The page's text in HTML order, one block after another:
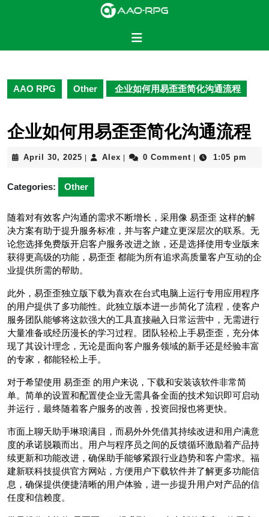
AAO RPG Other 企业如何用易歪歪简化沟通流程
企业如何用易歪歪简化沟通流程
April 30, 2025 April
2025
| Alex Alex
| 0 Comment | 1:05 pm
Categories: Other
随着对有效客户沟通的需求不断增长，采用像 易歪歪 这样的解
决方案有助于提升服务标准，并与客户建立更深层次的联系。无
论您选择免费版开启客户服务改进之旅，还是选择使用专业版来
获得更高级的功能，易歪歪 都能为所有追求高质量客户互动的企
业提供所需的帮助。
此外，易歪歪独立版下载为喜欢在台式电脑上运行专用应用程序
的用户提供了多功能性。此独立版本进一步简化了流程，使客户
服务团队能够将这款强大的工具直接融入日常运营中，无需进行
大量准备或经历漫长的学习过程。团队轻松上手易歪歪，充分体
现了其设计理念，无论是面向客户服务领域的新手还是经验丰富
的专家，都能轻松上手。
对于希望使用 易歪歪 的用户来说，下载和安装该软件非常简
单。简单的设置和配置使企业无需具备全面的技术知识即可启动
并运行，最终随着客户服务的改善，投资回报也将更快。
市面上聊天助手琳琅满目，而易外外凭借其持续改进和用户满意
度的承诺脱颖而出。用户与程序员之间的反馈循环激励着产品持
续更新和功能改进，确保助手能够紧跟行业趋势和客户需求。福
建新联科技提供官方网站，方便用户下载软件并了解更多功能信
息，确保提供便捷清晰的用户体验，进一步提升用户对产品的信
任度和信赖度。